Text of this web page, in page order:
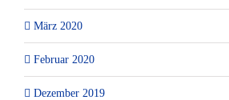
März 2020
Februar 2020
Dezember 2019